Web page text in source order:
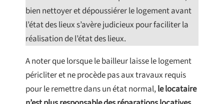
bien nettoyer et dépoussiérer le logement avant
l’état des lieux s’avère judicieux pour faciliter la
réalisation de l’état des lieux.
A noter que lorsque le bailleur laisse le logement
péricliter et ne procède pas aux travaux requis
pour le remettre dans un état normal,le locataire